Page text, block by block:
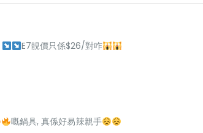
E7靚價只係$26/對咋
嘅鍋具, 真係好易辣親手